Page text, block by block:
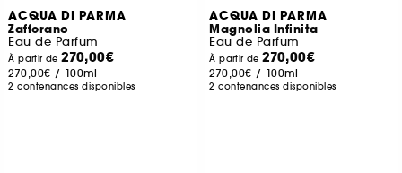
ACQUA DI PARMA
Zafferano
Eau de Parfum
À partir de270,00€
270,00€ / 100ml
2 contenances disponibles
ACQUA DI PARMA
Magnolia Infinita
Eau de Parfum
À partir de270,00€
270,00€ / 100ml
2 contenances disponibles